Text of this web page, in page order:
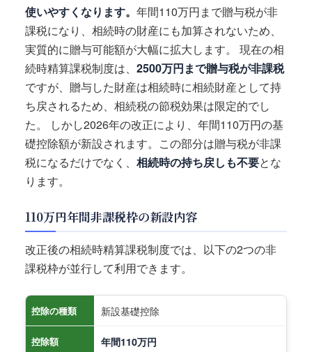
使いやすくなります。 年間110万円まで贈与税が非
課税になり、相続時の財産にも加算されないため、
実質的に贈与可能額が大幅に拡大します。 現在の相
続時精算課税制度は、 2500万円まで贈与税が非課税
ですが、贈与した財産は相続時に相続財産として持
ち戻されるため、相続税の節税効果は限定的でし
た。 しかし2026年の改正により、年間110万円の基
礎控除額が新設されます。この部分は贈与税が非課
税になるだけでなく、 相続時の持ち戻しも不要とな
ります。
110万円年間非課税枠の新設内容
改正後の相続時精算課税制度では、以下の2つの非
課税枠が並行して利用できます。
控除の種類 新設基礎控除
控除額 年間110万円